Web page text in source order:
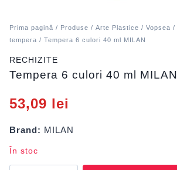
Prima pagină / Produse / Arte Plastice / Vopsea /
tempera / Tempera 6 culori 40 ml MILAN
RECHIZITE
Tempera 6 culori 40 ml MILAN
53,09 lei
Brand: MILAN
În stoc